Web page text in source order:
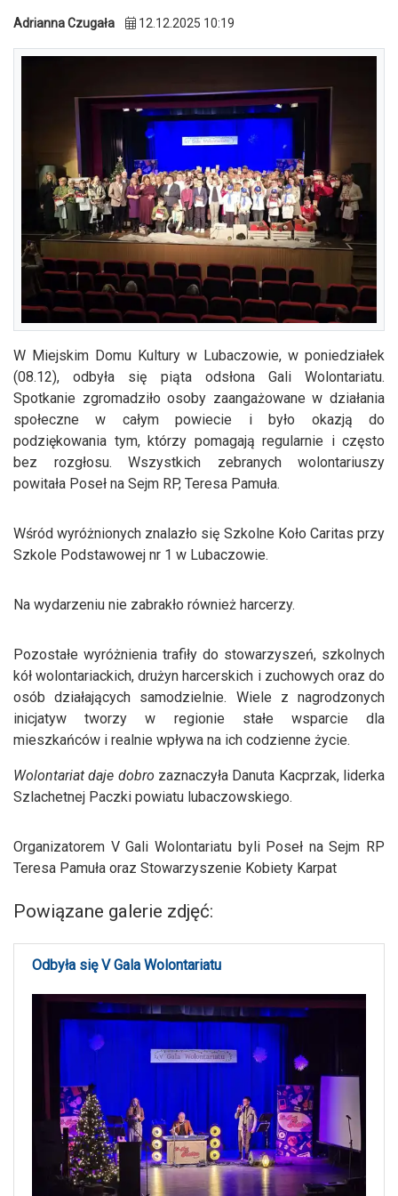
Adrianna Czugała 12.12.2025 10:19
W Miejskim Domu Kultury w Lubaczowie, w poniedziałek
(08.12), odbyła się piąta odsłona Gali Wolontariatu.
Spotkanie zgromadziło osoby zaangażowane w działania
społeczne w całym powiecie i było okazją do
podziękowania tym, którzy pomagają regularnie i często
bez rozgłosu. Wszystkich zebranych wolontariuszy
powitała Poseł na Sejm RP, Teresa Pamuła.
Wśród wyróżnionych znalazło się Szkolne Koło Caritas przy
Szkole Podstawowej nr 1 w Lubaczowie.
Na wydarzeniu nie zabrakło również harcerzy.
Pozostałe wyróżnienia trafiły do stowarzyszeń, szkolnych
kół wolontariackich, drużyn harcerskich i zuchowych oraz do
osób działających samodzielnie. Wiele z nagrodzonych
inicjatyw tworzy w regionie stałe wsparcie dla
mieszkańców i realnie wpływa na ich codzienne życie.
Wolontariat daje dobro zaznaczyła Danuta Kacprzak, liderka
Szlachetnej Paczki powiatu lubaczowskiego.
Organizatorem V Gali Wolontariatu byli Poseł na Sejm RP
Teresa Pamuła oraz Stowarzyszenie Kobiety Karpat
Powiązane galerie zdjęć:
Odbyła się V Gala Wolontariatu